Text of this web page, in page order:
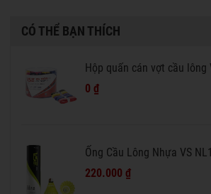
CÓ THỂ BẠN THÍCH
Hộp quấn cán vợt cầu lông
0 ₫
Ống Cầu Lông Nhựa VS
220.000 ₫